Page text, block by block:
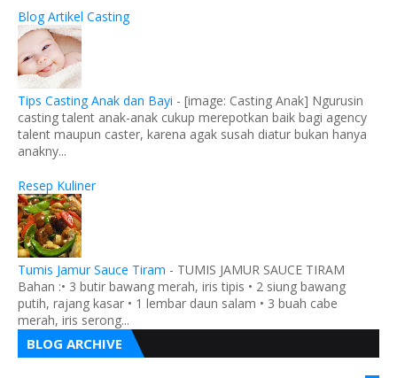
Blog Artikel Casting
Tips Casting Anak dan Bayi - [image: Casting Anak] Ngurusin
casting talent anak-anak cukup merepotkan baik bagi agency
talent maupun caster, karena agak susah diatur bukan hanya
anakny...
Resep Kuliner
Tumis Jamur Sauce Tiram - TUMIS JAMUR SAUCE TIRAM
Bahan :• 3 butir bawang merah, iris tipis • 2 siung bawang
putih, rajang kasar • 1 lembar daun salam • 3 buah cabe
merah, iris serong...
BLOG ARCHIVE